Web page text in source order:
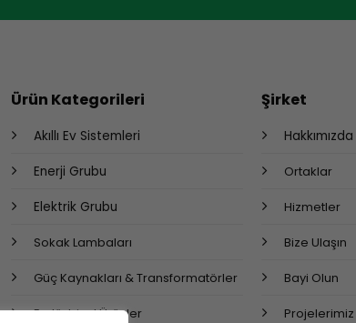
Ürün Kategorileri
Akıllı Ev Sistemleri
Enerji Grubu
Elektrik Grubu
Sokak Lambaları
Güç Kaynakları & Transformatörler
Endüstriyel Ürünler
Şirket
Hakkımızda
Ortaklar
Hizmetler
Bize Ulaşın
Bayi Olun
Projelerimiz